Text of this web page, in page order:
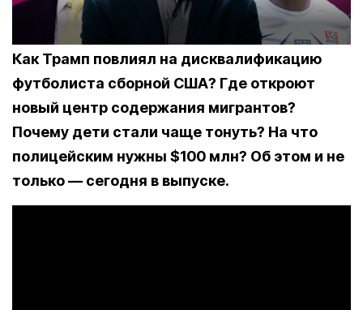
Как Трамп повлиял на дисквалификацию
футболиста сборной США? Где откроют
новый центр содержания мигрантов?
Почему дети стали чаще тонуть? На что
полицейским нужны $100 млн? Об этом и не
только — сегодня в выпуске.